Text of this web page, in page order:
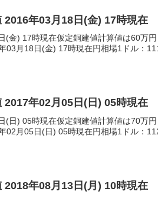
年03月18日(金) 17時現在
(金) 17時現在仮定銅建値計算値は60万
03月18日(金) 17時現在円相場1ドル：
2017年02月05日(日) 05時現在
(日) 05時現在仮定銅建値計算値は70万
02月05日(日) 05時現在円相場1ドル：
年08月13日(月) 10時現在